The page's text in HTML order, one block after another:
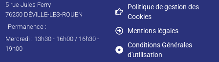
5 rue Jules Ferry
76250 DÉVILLE-LES-ROUEN
Permanence :
Mercredi : 13h30 - 16h00 / 16h30 -
19h00
Politique de gestion des
Cookies
Mentions légales
Conditions Générales
d'utilisation